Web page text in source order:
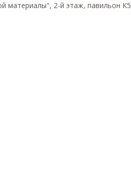
материалы", 2-й этаж, павильон К5